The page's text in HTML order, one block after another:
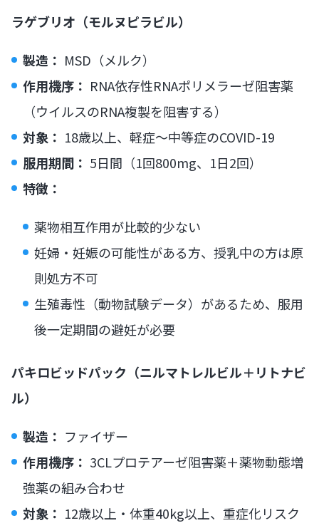
ラゲブリオ（モルヌピラビル）
製造： MSD（メルク）
作用機序： RNA依存性RNAポリメラーゼ阻害薬
（ウイルスのRNA複製を阻害する）
対象： 18歳以上、軽症〜中等症のCOVID-19
服用期間： 5日間（1回800mg、1日2回）
特徴：
薬物相互作用が比較的少ない
妊婦・妊娠の可能性がある方、授乳中の方は原
則処方不可
生殖毒性（動物試験データ）があるため、服用
後一定期間の避妊が必要
パキロビッドパック（ニルマトレルビル＋リトナビ
ル）
製造： ファイザー
作用機序： 3CLプロテアーゼ阻害薬＋薬物動態増
強薬の組み合わせ
対象： 12歳以上・体重40kg以上、重症化リスク